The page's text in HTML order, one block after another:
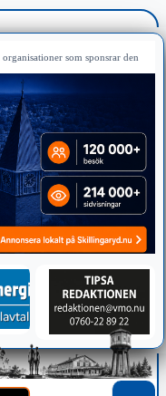
som sponsrar den